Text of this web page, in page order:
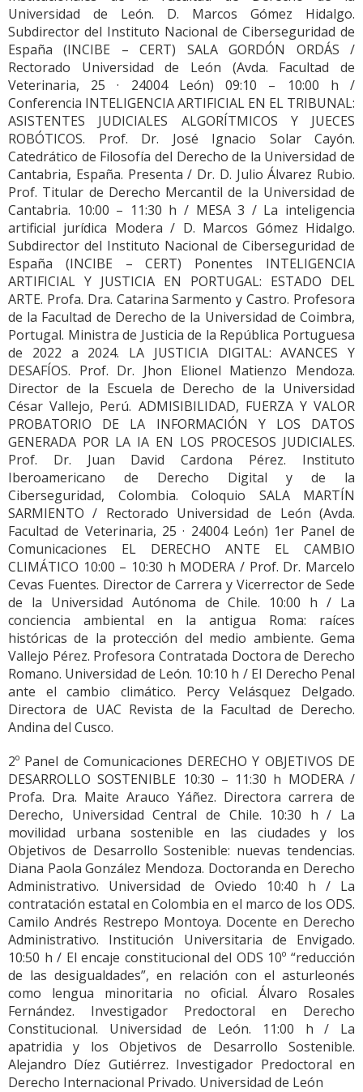
Universidad de León. D. Marcos Gómez Hidalgo.
Subdirector del Instituto Nacional de Ciberseguridad de
España (INCIBE – CERT) SALA GORDÓN ORDÁS /
Rectorado Universidad de León (Avda. Facultad de
Veterinaria, 25 · 24004 León) 09:10 – 10:00 h /
Conferencia INTELIGENCIA ARTIFICIAL EN EL TRIBUNAL:
ASISTENTES JUDICIALES ALGORÍTMICOS Y JUECES
ROBÓTICOS. Prof. Dr. José Ignacio Solar Cayón.
Catedrático de Filosofía del Derecho de la Universidad de
Cantabria, España. Presenta / Dr. D. Julio Álvarez Rubio.
Prof. Titular de Derecho Mercantil de la Universidad de
Cantabria. 10:00 – 11:30 h / MESA 3 / La inteligencia
artificial jurídica Modera / D. Marcos Gómez Hidalgo.
Subdirector del Instituto Nacional de Ciberseguridad de
España (INCIBE – CERT) Ponentes INTELIGENCIA
ARTIFICIAL Y JUSTICIA EN PORTUGAL: ESTADO DEL
ARTE. Profa. Dra. Catarina Sarmento y Castro. Profesora
de la Facultad de Derecho de la Universidad de Coimbra,
Portugal. Ministra de Justicia de la República Portuguesa
de 2022 a 2024. LA JUSTICIA DIGITAL: AVANCES Y
DESAFÍOS. Prof. Dr. Jhon Elionel Matienzo Mendoza.
Director de la Escuela de Derecho de la Universidad
César Vallejo, Perú. ADMISIBILIDAD, FUERZA Y VALOR
PROBATORIO DE LA INFORMACIÓN Y LOS DATOS
GENERADA POR LA IA EN LOS PROCESOS JUDICIALES.
Prof. Dr. Juan David Cardona Pérez. Instituto
Iberoamericano de Derecho Digital y de la
Ciberseguridad, Colombia. Coloquio SALA MARTÍN
SARMIENTO / Rectorado Universidad de León (Avda.
Facultad de Veterinaria, 25 · 24004 León) 1er Panel de
Comunicaciones EL DERECHO ANTE EL CAMBIO
CLIMÁTICO 10:00 – 10:30 h MODERA / Prof. Dr. Marcelo
Cevas Fuentes. Director de Carrera y Vicerrector de Sede
de la Universidad Autónoma de Chile. 10:00 h / La
conciencia ambiental en la antigua Roma: raíces
históricas de la protección del medio ambiente. Gema
Vallejo Pérez. Profesora Contratada Doctora de Derecho
Romano. Universidad de León. 10:10 h / El Derecho Penal
ante el cambio climático. Percy Velásquez Delgado.
Directora de UAC Revista de la Facultad de Derecho.
Andina del Cusco.
2º Panel de Comunicaciones DERECHO Y OBJETIVOS DE
DESARROLLO SOSTENIBLE 10:30 – 11:30 h MODERA /
Profa. Dra. Maite Arauco Yáñez. Directora carrera de
Derecho, Universidad Central de Chile. 10:30 h / La
movilidad urbana sostenible en las ciudades y los
Objetivos de Desarrollo Sostenible: nuevas tendencias.
Diana Paola González Mendoza. Doctoranda en Derecho
Administrativo. Universidad de Oviedo 10:40 h / La
contratación estatal en Colombia en el marco de los ODS.
Camilo Andrés Restrepo Montoya. Docente en Derecho
Administrativo. Institución Universitaria de Envigado.
10:50 h / El encaje constitucional del ODS 10º “reducción
de las desigualdades”, en relación con el asturleonés
como lengua minoritaria no oficial. Álvaro Rosales
Fernández. Investigador Predoctoral en Derecho
Constitucional. Universidad de León. 11:00 h / La
apatridia y los Objetivos de Desarrollo Sostenible.
Alejandro Díez Gutiérrez. Investigador Predoctoral en
Derecho Internacional Privado. Universidad de León